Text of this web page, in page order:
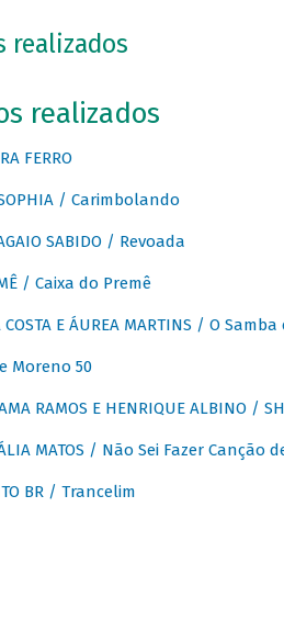
realizados
realizados
FERRO
/ Carimbolando
SABIDO / Revoada
/ Caixa do Premê
COSTA E ÁUREA MARTINS / O
Moreno 50
RAMOS E HENRIQUE ALBINO / SH
MATOS / Não Sei Fazer Canção
BR / Trancelim